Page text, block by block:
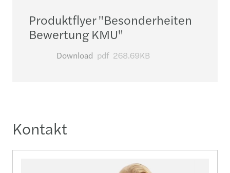
Produktflyer "Besonderheiten
Bewertung KMU"
Download pdf 268.69KB
Kontakt